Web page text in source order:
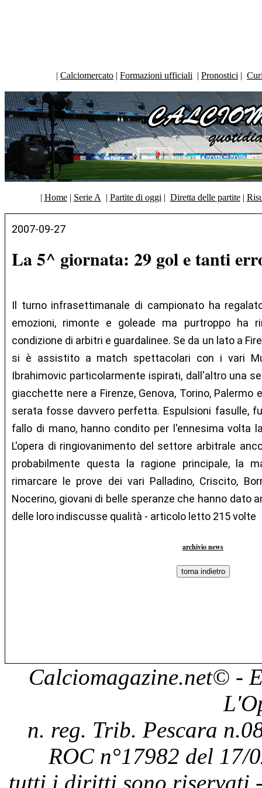
| Calciomercato | Formazioni ufficiali | Pronostici |
| Home| Serie A | Partite di oggi | Diretta delle partite|
2007-09-27
La 5^ giornata: 29 gol e tanti
Il turno infrasettimanale di campionato ha
emozioni, rimonte e goleade ma purtroppo ha
condizione di arbitri e guardalinee. Se da un lato a
si è assistito a match spettacolari con i vari
Ibrahimovic particolarmente ispirati, dall'altro una
giacchette nere a Firenze, Genova, Torino, Palermo
serata fosse davvero perfetta. Espulsioni fasulle,
fallo di mano, hanno condito per l'ennesima volta
L'opera di ringiovanimento del settore arbitrale
probabilmente questa la ragione principale, la
rimarcare le prove dei vari Palladino, Criscito,
Nocerino, giovani di belle speranze che hanno dato
delle loro indiscusse qualità - articolo letto 215 volte
archivio news
Calciomagazine.net© -
n. reg. Trib. Pescara
ROC n°17982 del 17/
tutti i diritti sono riservati